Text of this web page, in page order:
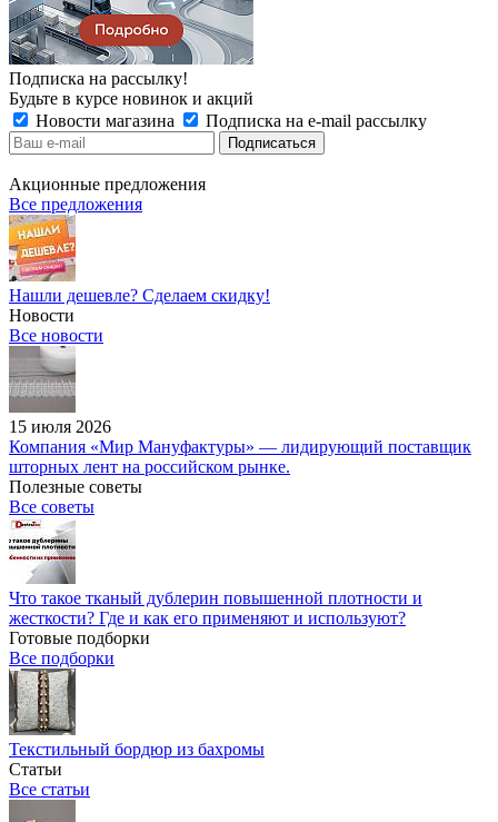
Подписка на рассылку!
Будьте в курсе новинок и акций
Новости магазина
Подписка на e-mail рассылку
Акционные предложения
Все предложения
Нашли дешевле? Сделаем скидку!
Новости
Все новости
15 июля 2026
Компания «Мир Мануфактуры» — лидирующий поставщик
шторных лент на российском рынке.
Полезные советы
Все советы
Что такое тканый дублерин повышенной плотности и
жесткости? Где и как его применяют и используют?
Готовые подборки
Все подборки
Текстильный бордюр из бахромы
Статьи
Все статьи